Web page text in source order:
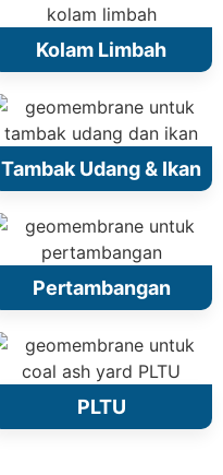
Kolam Limbah
Tambak Udang & Ikan
Pertambangan
PLTU